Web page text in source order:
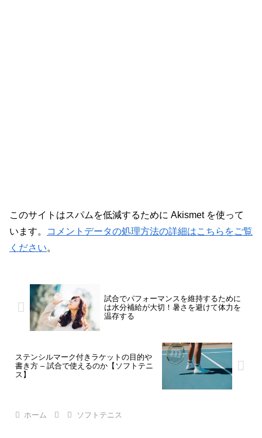
このサイトはスパムを低減するために Akismet を使って
います。
コメントデータの処理方法の詳細はこちらをご覧
ください。
試合でパフォーマンスを維持するために
は水分補給が大切！暑さを避けて体力を
温存する
ステンシルマーク付きラケットの目的や
書き方 – 試合で使えるのか【ソフトテニ
ス】
ホーム ソフトテニス